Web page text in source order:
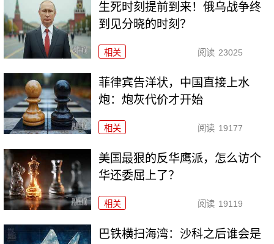
生死时刻提前到来！俄乌战争终
到见分晓的时刻？
相关 阅读 23025
菲律宾告洋状，中国直接上水
炮：炮灰代价才开始
相关 阅读 19177
美国最狠的反华鹰派，怎么访个
华还委屈上了？
相关 阅读 19119
巴铁横扫海湾：沙科之后谁会是